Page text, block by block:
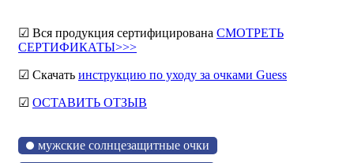
☑ Вся продукция сертифицирована СМОТРЕТЬ
СЕРТИФИКАТЫ>>>
☑ Скачать инструкцию по уходу за очками Guess
☑ ОСТАВИТЬ ОТЗЫВ
мужские солнцезащитные очки